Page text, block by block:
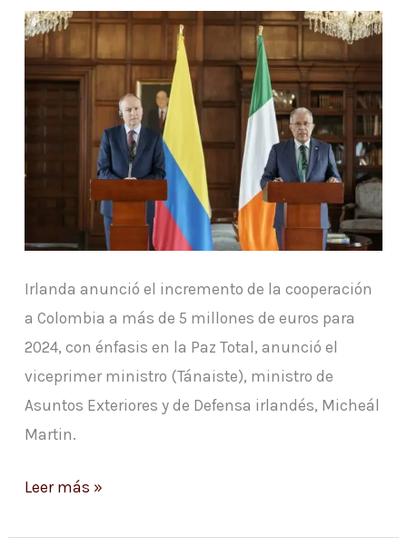
Irlanda anunció el incremento de la cooperación
a Colombia a más de 5 millones de euros para
2024, con énfasis en la Paz Total, anunció el
viceprimer ministro (Tánaiste), ministro de
Asuntos Exteriores y de Defensa irlandés, Micheál
Martin.
Irlanda
a
la
Paz
Total
Leer más »